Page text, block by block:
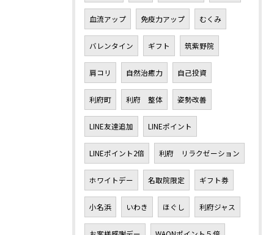
血流アップ 免疫力アップ むくみ
バレンタイン ギフト 筑紫野院
肩コリ 自然治癒力 自己投資
利府町 利府 整体 姿勢改善
LINE友達追加 LINEポイント
LINEポイント2倍 利府 リラクゼーション
ホワイトデー 名取院限定 ギフト券
小名浜 いわき ほぐし 利府ジャス